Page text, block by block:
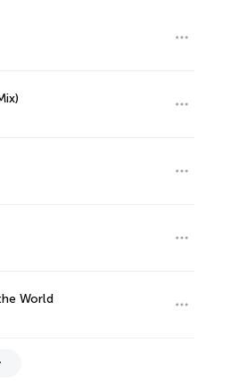
World